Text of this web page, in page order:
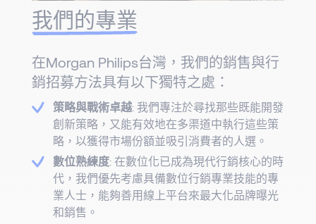
我們的專業
在Morgan Philips台灣，我們的銷售與行
銷招募方法具有以下獨特之處：
策略與戰術卓越: 我們專注於尋找那些既能開發
創新策略，又能有效地在多渠道中執行這些策
略，以獲得市場份額並吸引消費者的人選。
數位熟練度: 在數位化已成為現代行銷核心的時
代，我們優先考慮具備數位行銷專業技能的專
業人士，能夠善用線上平台來最大化品牌曝光
和銷售。